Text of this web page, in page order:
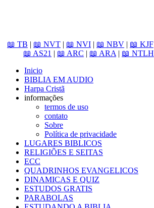
📖 TB | 📖 NVT | 📖 NVI | 📖 NBV | 📖 KJF
📖 AS21 | 📖 ARC | 📖 ARA | 📖 NTLH
Inicio
BIBLIA EM AUDIO
Harpa Cristã
informações
termos de uso
contato
Sobre
Política de privacidade
LUGARES BIBLICOS
RELIGIÕES E SEITAS
ECC
QUADRINHOS EVANGELICOS
DINAMICAS E QUIZ
ESTUDOS GRATIS
PARABOLAS